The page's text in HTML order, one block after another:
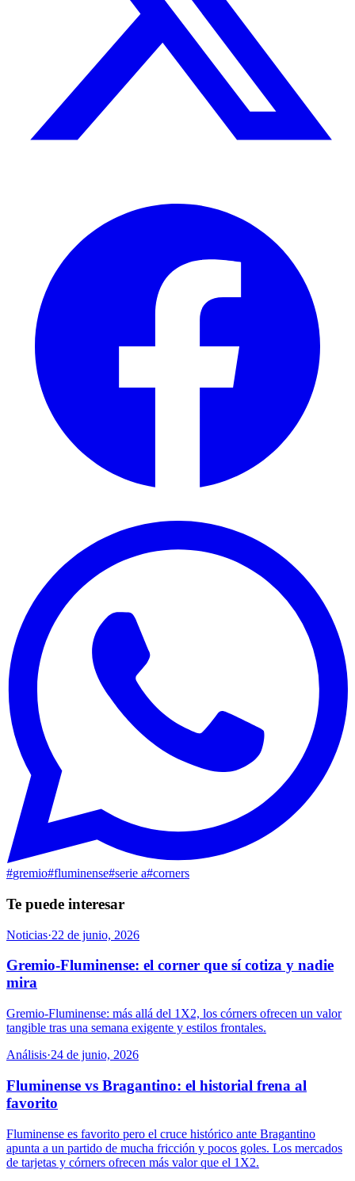
#gremio#fluminense#serie a#corners
Te puede interesar
Noticias·22 de junio, 2026
Gremio-Fluminense: el corner que sí cotiza y nadie
mira
Gremio-Fluminense: más allá del 1X2, los córners ofrecen un valor
tangible tras una semana exigente y estilos frontales.
Análisis·24 de junio, 2026
Fluminense vs Bragantino: el historial frena al
favorito
Fluminense es favorito pero el cruce histórico ante Bragantino
apunta a un partido de mucha fricción y pocos goles. Los mercados
de tarjetas y córners ofrecen más valor que el 1X2.